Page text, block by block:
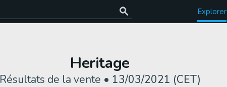
Explorer
Heritage
Résultats de la vente • 13/03/2021 (CET)